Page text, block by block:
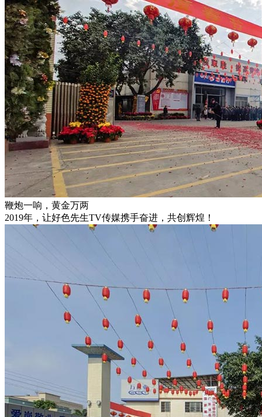
鞭炮一响，黄金万两
2019年，让好色先生TV传媒携手奋进，共创辉煌！